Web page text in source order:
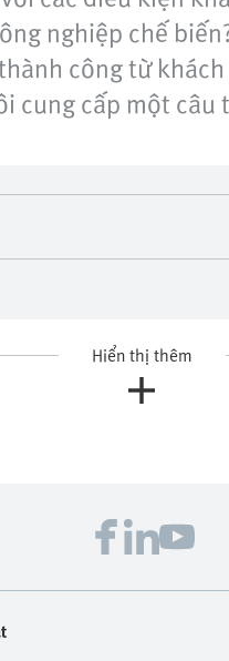
nghiệp chế
công từ
cung cấp một câu
Hiển thị thêm